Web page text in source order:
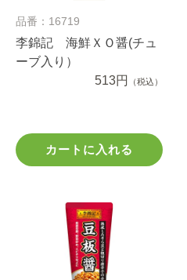
品番：16719
李錦記 海鮮ＸＯ醤(チュ
ーブ入り）
513円
（税込）
カートに入れる